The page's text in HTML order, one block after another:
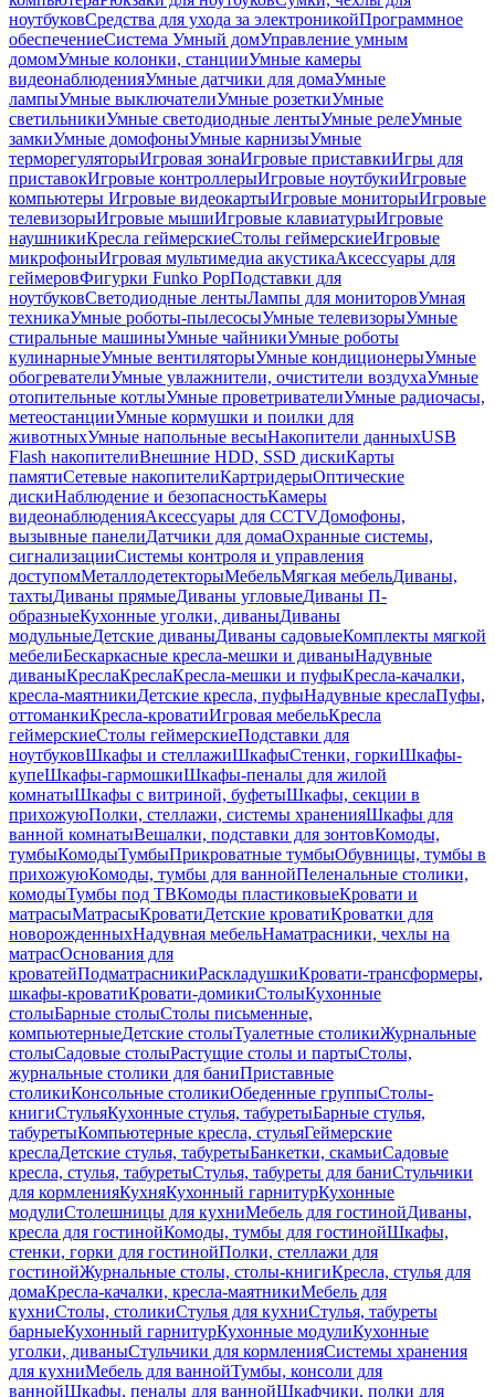
ноутбуковСредства для ухода за электроникойПрограммное
обеспечениеСистема Умный домУправление умным
домомУмные колонки, станцииУмные камеры
видеонаблюденияУмные датчики для домаУмные
лампыУмные выключателиУмные розеткиУмные
светильникиУмные светодиодные лентыУмные релеУмные
замкиУмные домофоныУмные карнизыУмные
терморегуляторыИгровая зонаИгровые приставкиИгры для
приставокИгровые контроллерыИгровые ноутбукиИгровые
компьютеры Игровые видеокартыИгровые мониторыИгровые
телевизорыИгровые мышиИгровые клавиатурыИгровые
наушникиКресла геймерскиеСтолы геймерскиеИгровые
микрофоныИгровая мультимедиа акустикаАксессуары для
геймеровФигурки Funko PopПодставки для
ноутбуковСветодиодные лентыЛампы для мониторовУмная
техникаУмные роботы-пылесосыУмные телевизорыУмные
стиральные машиныУмные чайникиУмные роботы
кулинарныеУмные вентиляторыУмные кондиционерыУмные
обогревателиУмные увлажнители, очистители воздухаУмные
отопительные котлыУмные проветривателиУмные радиочасы,
метеостанцииУмные кормушки и поилки для
животныхУмные напольные весыНакопители данныхUSB
Flash накопителиВнешние HDD, SSD дискиКарты
памятиСетевые накопителиКартридерыОптические
дискиНаблюдение и безопасностьКамеры
видеонаблюденияАксессуары для CCTVДомофоны,
вызывные панелиДатчики для домаОхранные системы,
сигнализацииСистемы контроля и управления
доступомМеталлодетекторыМебельМягкая мебельДиваны,
тахтыДиваны прямыеДиваны угловыеДиваны П-
образныеКухонные уголки, диваныДиваны
модульныеДетские диваныДиваны садовыеКомплекты мягкой
мебелиБескаркасные кресла-мешки и диваныНадувные
диваныКреслаКреслаКресла-мешки и пуфыКресла-качалки,
кресла-маятникиДетские кресла, пуфыНадувные креслаПуфы,
оттоманкиКресла-кроватиИгровая мебельКресла
геймерскиеСтолы геймерскиеПодставки для
ноутбуковШкафы и стеллажиШкафыСтенки, горкиШкафы-
купеШкафы-гармошкиШкафы-пеналы для жилой
комнатыШкафы с витриной, буфетыШкафы, секции в
прихожуюПолки, стеллажи, системы храненияШкафы для
ванной комнатыВешалки, подставки для зонтовКомоды,
тумбыКомодыТумбыПрикроватные тумбыОбувницы, тумбы в
прихожуюКомоды, тумбы для ваннойПеленальные столики,
комодыТумбы под ТВКомоды пластиковыеКровати и
матрасыМатрасыКроватиДетские кроватиКроватки для
новорожденныхНадувная мебельНаматрасники, чехлы на
матрасОснования для
кроватейПодматрасникиРаскладушкиКровати-трансформеры,
шкафы-кроватиКровати-домикиСтолыКухонные
столыБарные столыСтолы письменные,
компьютерныеДетские столыТуалетные столикиЖурнальные
столыСадовые столыРастущие столы и партыСтолы,
журнальные столики для баниПриставные
столикиКонсольные столикиОбеденные группыСтолы-
книгиСтульяКухонные стулья, табуретыБарные стулья,
табуретыКомпьютерные кресла, стульяГеймерские
креслаДетские стулья, табуретыБанкетки, скамьиСадовые
кресла, стулья, табуретыСтулья, табуреты для баниСтульчики
для кормленияКухняКухонный гарнитурКухонные
модулиСтолешницы для кухниМебель для гостинойДиваны,
кресла для гостинойКомоды, тумбы для гостинойШкафы,
стенки, горки для гостинойПолки, стеллажи для
гостинойЖурнальные столы, столы-книгиКресла, стулья для
домаКресла-качалки, кресла-маятникиМебель для
кухниСтолы, столикиСтулья для кухниСтулья, табуреты
барныеКухонный гарнитурКухонные модулиКухонные
уголки, диваныСтульчики для кормленияСистемы хранения
для кухниМебель для ваннойТумбы, консоли для
ваннойШкафы, пеналы для ваннойШкафчики, полки для